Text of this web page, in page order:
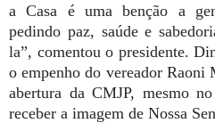
a Casa é uma benção a
pedindo paz, saúde e
la”, comentou o presidente.
o empenho do vereador Raoni
abertura da CMJP, mesmo
receber a imagem de Nossa